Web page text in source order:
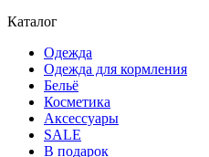
Каталог
Одежда
Одежда для кормления
Бельё
Косметика
Аксессуары
SALE
В подарок